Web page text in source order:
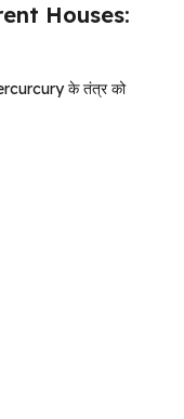
Houses:
के तंत्र को